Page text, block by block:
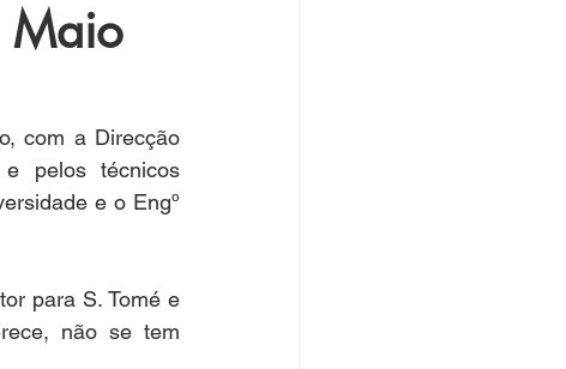
Maio
com a Direcção
pelos técnicos
e o Engº
para S. Tomé e
não se tem